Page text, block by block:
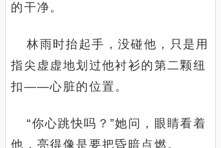
的干净。
林雨时抬起手，没碰他，只是用
指尖虚虚地划过他衬衫的第二颗纽
扣——心脏的位置。
“你心跳快吗？”她问，眼睛看着
他，亮得像是要把昏暗点燃。